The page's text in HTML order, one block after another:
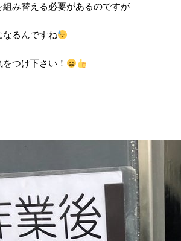
み替える必要があるのですが
るんですね
つけ下さい！